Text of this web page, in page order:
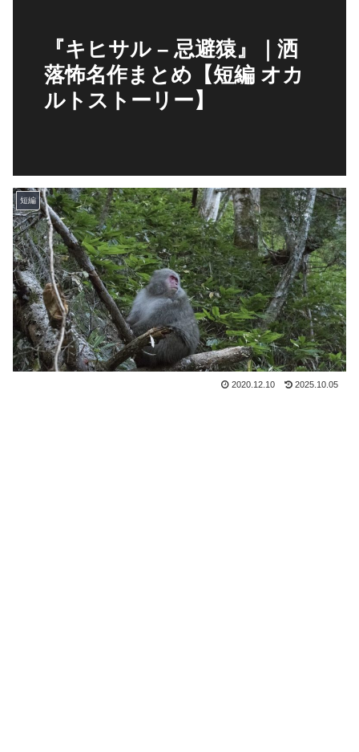
『キヒサル – 忌避猿』｜洒
落怖名作まとめ【短編 オカ
ルトストーリー】
短編
2020.12.10 2025.10.05